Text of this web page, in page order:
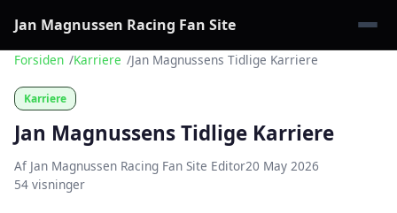
Jan Magnussen Racing Fan Site
Forsiden Karriere Jan Magnussens Tidlige Karriere
Karriere
Jan Magnussens Tidlige Karriere
Af Jan Magnussen Racing Fan Site Editor20 May 2026
54 visninger